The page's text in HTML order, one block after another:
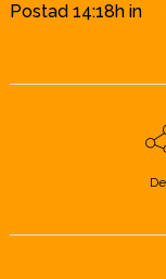
Postad 14:18hin